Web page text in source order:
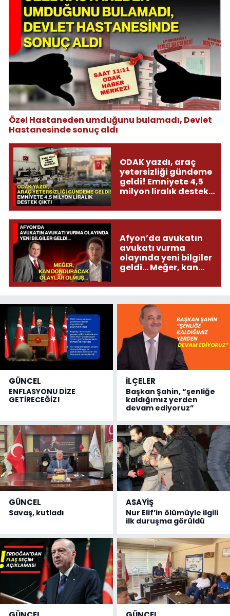
Özel Hastaneden umduğunu bulamadı, Devlet
Hastanesinde sonuç aldı
ODAK yazdı, araç
yetersizliği gündeme
geldi! Emniyete 4,5
milyon liralık destek
Afyon’da avukatın
avukatı vurma
olayında yeni bilgiler
geldi... Meğer, kan
olmuş...
GÜNCEL
ENFLASYONU DİZE
GETİRECEĞİZ!
İLÇELER
Başkan Şahin, “şenliğe
kaldığımız yerden
devam ediyoruz”
GÜNCEL
Savaş, kutladı
ASAYİŞ
Nur Elif’in ölümüyle ilgili
ilk duruşma görüldü